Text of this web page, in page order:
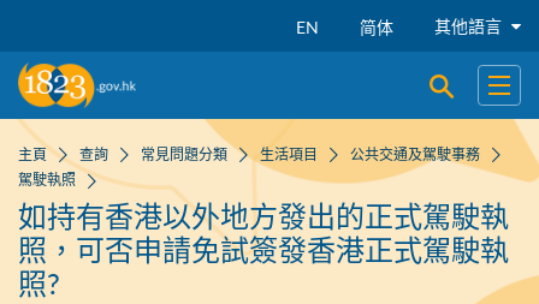
EN 简体 其他語言
開啟搜尋
開啟
主頁 查詢 常見問題分類 生活項目
公共交通及駕駛事務
駕駛執照
如持有香港以外地方發出的正式駕駛執
照，可否申請免試簽發香港正式駕駛執
照?